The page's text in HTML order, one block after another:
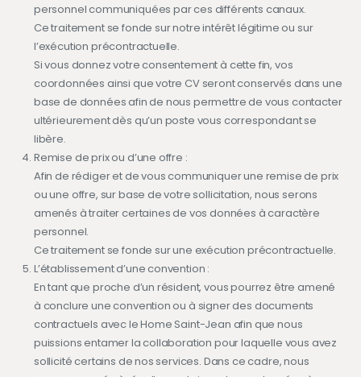
personnel communiquées par ces différents canaux.
Ce traitement se fonde sur notre intérêt légitime ou sur
l’exécution précontractuelle.
Si vous donnez votre consentement à cette fin, vos
coordonnées ainsi que votre CV seront conservés dans une
base de données afin de nous permettre de vous contacter
ultérieurement dès qu’un poste vous correspondant se
libère.
Remise de prix ou d’une offre :
Afin de rédiger et de vous communiquer une remise de prix
ou une offre, sur base de votre sollicitation, nous serons
amenés à traiter certaines de vos données à caractère
personnel.
Ce traitement se fonde sur une exécution précontractuelle.
L’établissement d’une convention :
En tant que proche d’un résident, vous pourrez être amené
à conclure une convention ou à signer des documents
contractuels avec le Home Saint-Jean afin que nous
puissions entamer la collaboration pour laquelle vous avez
sollicité certains de nos services. Dans ce cadre, nous